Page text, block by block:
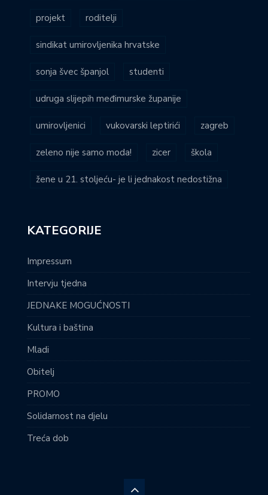
projekt roditelji
sindikat umirovljenika hrvatske
sonja švec španjol studenti
udruga slijepih međimurske županije
umirovljenici vukovarski leptirići zagreb
zeleno nije samo moda! zicer škola
žene u 21. stoljeću- je li jednakost nedostižna
KATEGORIJE
Impressum
Intervju tjedna
JEDNAKE MOGUĆNOSTI
Kultura i baština
Mladi
Obitelj
PROMO
Solidarnost na djelu
Treća dob